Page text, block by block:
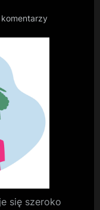
komentarzydo
się szeroko